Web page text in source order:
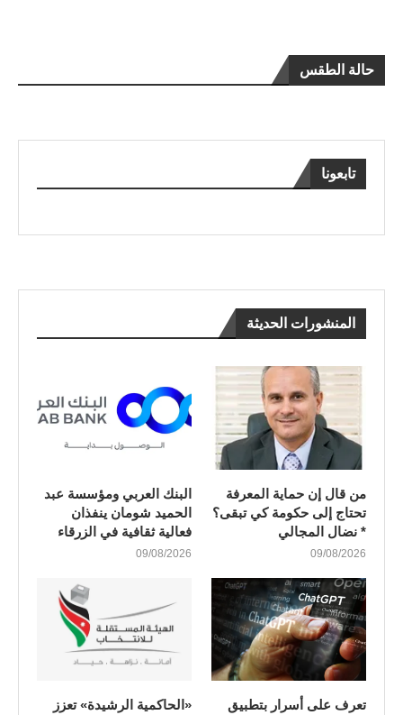
حالة الطقس
تابعونا
المنشورات الحديثة
من قال إن حماية المعرفة
تحتاج إلى حكومة كي تبقى؟
* نضال المجالي
09/08/2026
البنك العربي ومؤسسة عبد
الحميد شومان ينفذان
فعالية ثقافية في الزرقاء
09/08/2026
تعرف على أسرار بتطبيق
«الحاكمية الرشيدة» تعزز